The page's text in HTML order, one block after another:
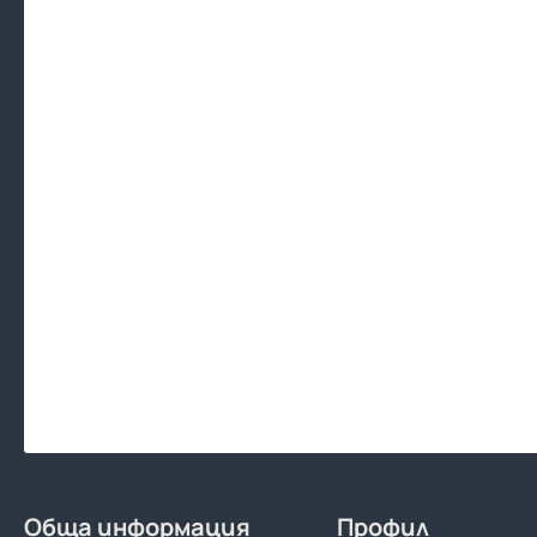
Обща информация Профил